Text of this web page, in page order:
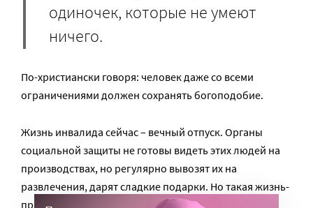
одиночек, которые не умеют
ничего.
По-христиански говоря: человек даже со всеми
ограничениями должен сохранять богоподобие.
Жизнь инвалида сейчас – вечный отпуск. Органы
социальной защиты не готовы видеть этих людей на
производствах, но регулярно вывозят их на
развлечения, дарят сладкие подарки. Но такая жизнь-
праздник развращает.